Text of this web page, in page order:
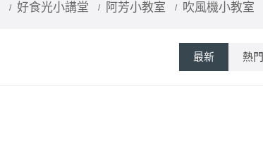
好食光小講堂 阿芳小教室 吹風機小教室
最新 熱門